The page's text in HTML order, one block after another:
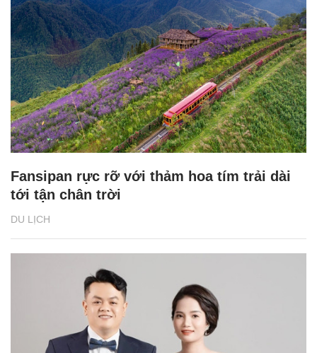
DU LỊCH
Fansipan rực rỡ với thảm hoa tím trải dài
tới tận chân trời